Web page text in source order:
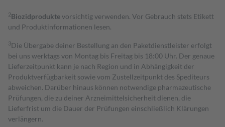
2Biozidproduktevorsichtig verwenden. Vor Gebrauch stets Etikett
und Produktinformationen lesen.
3Die Übergabe deiner Bestellung an den Paketdienstleister erfolgt
bei uns werktags von Montag bis Freitag bis 18:00 Uhr. Der genaue
Lieferzeitpunkt kann je nach Region und in Abhängigkeit der
Produktverfügbarkeit sowie vom Zustellzeitpunkt des Spediteurs
abweichen. Darüber hinaus können notwendige pharmazeutische
Prüfungen, die zu deiner Arzneimittelsicherheit dienen, die
Lieferfrist um die Dauer der Prüfungen einschließlich Klärungen
verlängern.